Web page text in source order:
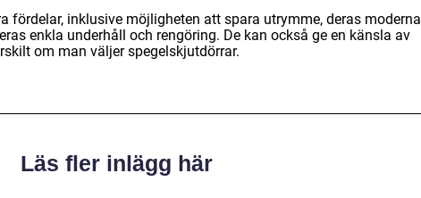
fördelar, inklusive möjligheten att spara utrymme, deras moderna
enkla underhåll och rengöring. De kan också ge en känsla av
om man väljer spegelskjutdörrar.
Läs fler inlägg här